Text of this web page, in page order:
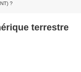
?
terrestre